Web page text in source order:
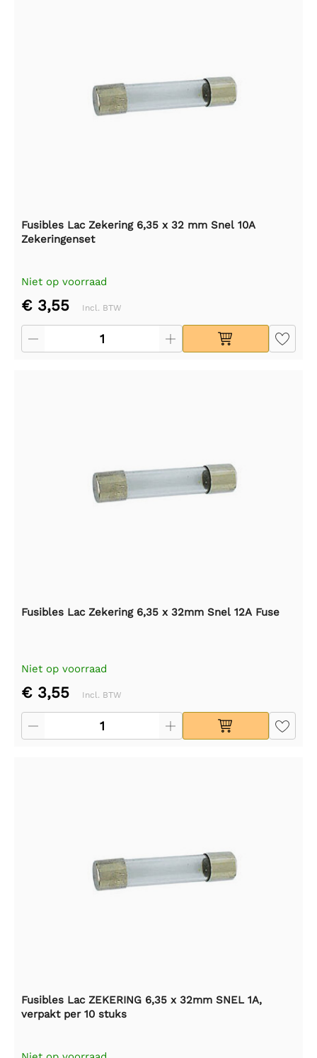
Fusibles Lac Zekering 6,35 x 32 mm Snel 10A
Zekeringenset
Niet op voorraad
€ 3,55 Incl. BTW
Fusibles Lac Zekering 6,35 x 32mm Snel 12A Fuse
Niet op voorraad
€ 3,55 Incl. BTW
Fusibles Lac ZEKERING 6,35 x 32mm SNEL 1A,
verpakt per 10 stuks